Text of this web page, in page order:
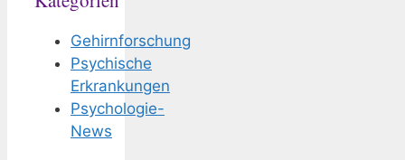
Gehirnforschung
Psychische
Erkrankungen
Psychologie-
News